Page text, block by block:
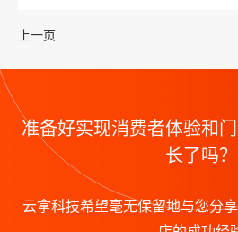
上一页
准备好实现消费者体验和
长了吗？
云拿科技希望毫无保留地与您分